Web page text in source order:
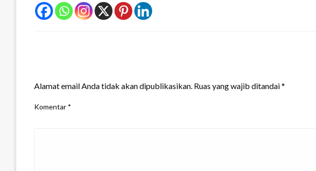
Alamat email Anda tidak akan dipublikasikan. Ruas yang wajib ditandai*
Komentar *